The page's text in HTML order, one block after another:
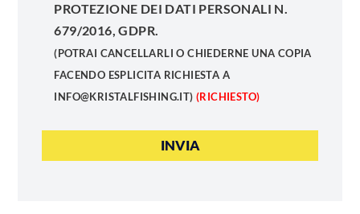
PROTEZIONE DEI DATI PERSONALI N.
679/2016, GDPR.
(POTRAI CANCELLARLI O CHIEDERNE UNA COPIA
FACENDO ESPLICITA RICHIESTA A
INFO@KRISTALFISHING.IT) (RICHIESTO)